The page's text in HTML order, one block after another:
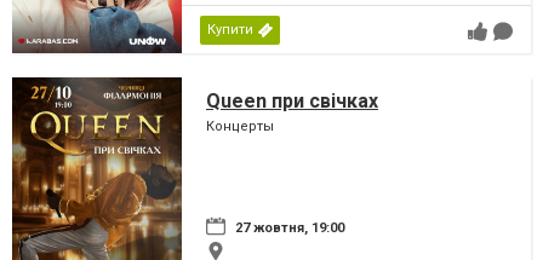
Купити
Queen при свічках
Концерты
27 жовтня, 19:00